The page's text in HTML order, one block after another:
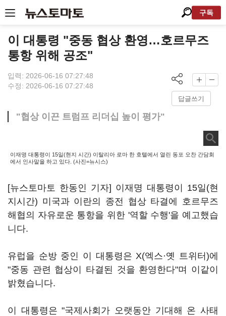
구독
이 대통령 "중동 협상 환영…호르무즈
통항 위해 공조"
입력: 2026-06-16 07:27:48
수정: 2026-06-16 07:27:48
답글쓰기
"협상 이끈 트럼프 리더십 높이 평가"
이재명 대통령이 15일(현지 시간) 이탈리아 로마 한 호텔에서 열린 동포 오찬 간담회
에서 인사말을 하고 있다. (사진=뉴시스)
[뉴스토마토 한동인 기자] 이재명 대통령이 15일(현
지시간) 미국과 이란의 종전 협상 타결에 호르무즈
해협의 자유로운 통항을 위한 '역할 수행'을 예고했습
니다.
유럽을 순방 중인 이 대통령은 X(엑스·옛 트위터)에
"중동 관련 협상이 타결된 것을 환영한다"며 이같이
밝혔습니다.
이 대통령은 "국제사회가 오랫동안 기대해 온 사태